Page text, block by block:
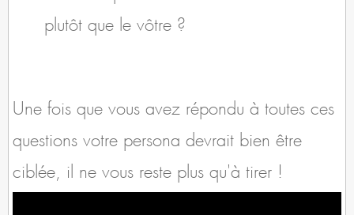
plutôt que le vôtre ?
Une fois que vous avez répondu à toutes ces
questions votre persona devrait bien être
ciblée, il ne vous reste plus qu'à tirer !